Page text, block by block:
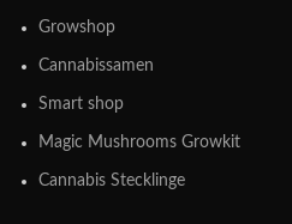
Growshop
Cannabissamen
Smart shop
Magic Mushrooms Growkit
Cannabis Stecklinge